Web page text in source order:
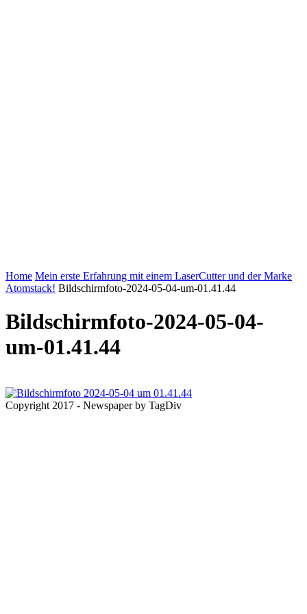
Home Mein erste Erfahrung mit einem LaserCutter und der Marke
Atomstack! Bildschirmfoto-2024-05-04-um-01.41.44
Bildschirmfoto-2024-05-04-
um-01.41.44
Copyright 2017 - Newspaper by TagDiv